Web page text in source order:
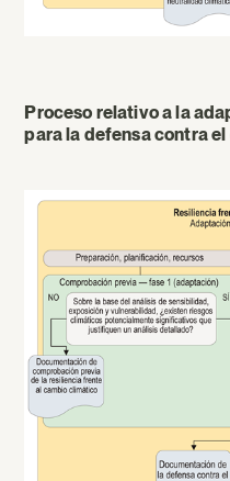
Proceso relativo a la
para la defensa contra